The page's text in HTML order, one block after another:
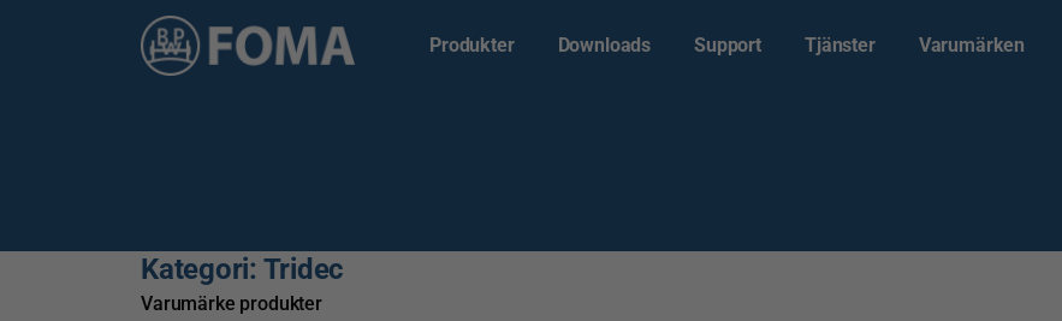
Produkter Downloads Support Tjänster Varumärken
Kategori: Tridec
Varumärke produkter